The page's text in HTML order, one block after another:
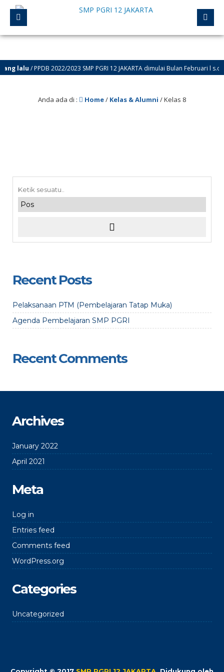
lalu/ PPDB 2022/2023 SMP PGRI 12 JAKARTA dimulai Bulan Februari l s.d.
Anda ada di : Home/ Kelas & Alumni /Kelas 8
Recent Posts
Pelaksanaan PTM (Pembelajaran Tatap Muka)
Agenda Pembelajaran SMP PGRI
Recent Comments
Archives
January 2022
April 2021
Meta
Log in
Entries feed
Comments feed
WordPress.org
Categories
Uncategorized